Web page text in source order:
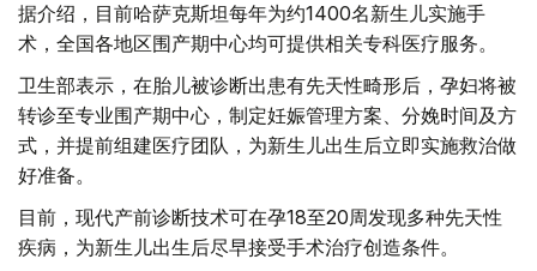
据介绍，目前哈萨克斯坦每年为约1400名新生儿实施手
术，全国各地区围产期中心均可提供相关专科医疗服务。
卫生部表示，在胎儿被诊断出患有先天性畸形后，孕妇将被
转诊至专业围产期中心，制定妊娠管理方案、分娩时间及方
式，并提前组建医疗团队，为新生儿出生后立即实施救治做
好准备。
目前，现代产前诊断技术可在孕18至20周发现多种先天性
疾病，为新生儿出生后尽早接受手术治疗创造条件。